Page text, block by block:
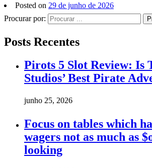
Posted on 29 de junho de 2026
Procurar por:
Posts Recentes
Pirots 5 Slot Review: Is
Studios’ Best Pirate
junho 25, 2026
Focus on tables which
wagers not as much as
looking